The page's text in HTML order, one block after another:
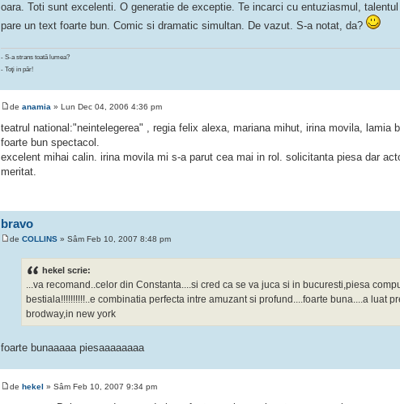
oara. Toti sunt excelenti. O generatie de exceptie. Te incarci cu entuziasmul,
pare un text foarte bun. Comic si dramatic simultan. De vazut. S-a notat, da?
- S-a strans toată lumea?
- Toţi in păr!
de anamia » Lun Dec 04, 2006 4:36 pm
teatrul national:"neintelegerea" , regia felix alexa, mariana mihut, irina movila, lamia
foarte bun spectacol.
excelent mihai calin. irina movila mi s-a parut cea mai in rol. solicitanta piesa dar
meritat.
bravo
de COLLINS » Sâm Feb 10, 2007 8:48 pm
hekel scrie:
...va recomand..celor din Constanta....si cred ca se va juca si in bucuresti,piesa
bestiala!!!!!!!!!!..e combinatia perfecta intre amuzant si profund....foarte buna....a luat
brodway,in new york
foarte bunaaaaa piesaaaaaaaa
de hekel » Sâm Feb 10, 2007 9:34 pm